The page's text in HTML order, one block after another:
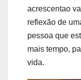
acrescentao
reflexão de
pessoa que
mais tempo,
vida.